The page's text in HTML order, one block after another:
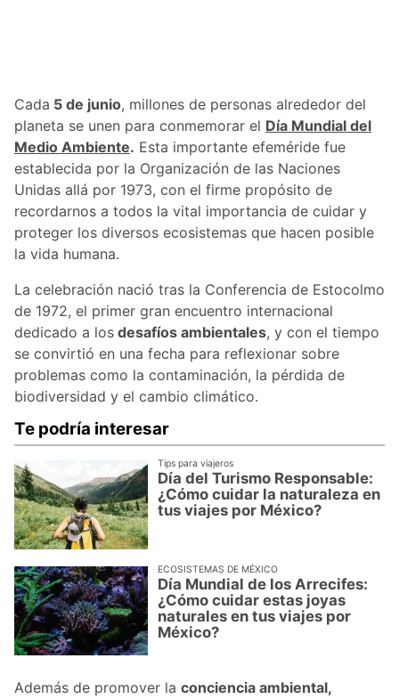
Cada 5 de junio, millones de personas alrededor del
planeta se unen para conmemorar el Día Mundial del
Medio Ambiente. Esta importante efeméride fue
establecida por la Organización de las Naciones
Unidas allá por 1973, con el firme propósito de
recordarnos a todos la vital importancia de cuidar y
proteger los diversos ecosistemas que hacen posible
la vida humana.
La celebración nació tras la Conferencia de Estocolmo
de 1972, el primer gran encuentro internacional
dedicado a los desafíos ambientales, y con el tiempo
se convirtió en una fecha para reflexionar sobre
problemas como la contaminación, la pérdida de
biodiversidad y el cambio climático.
Te podría interesar
Tips para viajeros
Día del Turismo Responsable:
¿Cómo cuidar la naturaleza en
tus viajes por México?
ECOSISTEMAS DE MÉXICO
Día Mundial de los Arrecifes:
¿Cómo cuidar estas joyas
naturales en tus viajes por
México?
Además de promover la conciencia ambiental,